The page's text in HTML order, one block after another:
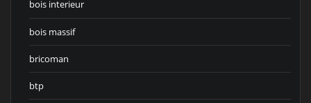
bois interieur
bois massif
bricoman
btp